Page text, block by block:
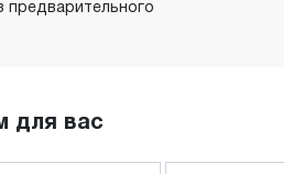
предварительного
для вас